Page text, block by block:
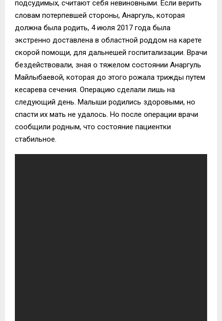
подсудимых, считают себя невиновными. Если верить
словам потерпевшей стороны, Анаргуль, которая
должна была родить, 4 июля 2017 года была
экстренно доставлена в областной роддом на карете
скорой помощи, для дальнешей госпитализации. Врачи
бездействовали, зная о тяжелом состоянии Анаргуль
Майлыбаевой, которая до этого рожала трижды путем
кесарева сечения. Операцию сделали лишь на
следующий день. Малыши родились здоровыми, но
спасти их мать не удалось. Но после операции врачи
сообщили родным, что состояние пациентки
стабильное.